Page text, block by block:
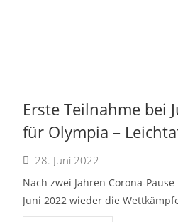
Erste Teilnahme bei
für Olympia –
28. Juni 2022
Nach zwei Jahren Corona-
Juni 2022 wieder die